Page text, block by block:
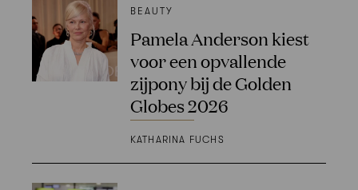
BEAUTY
Pamela Anderson kiest
voor een opvallende
zijpony bij de Golden
Globes 2026
KATHARINA FUCHS